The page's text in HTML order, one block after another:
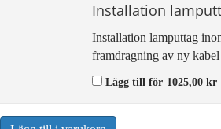
Installation
Installation lamputtag
framdragning av ny
Lägg till för 1025,00 kr